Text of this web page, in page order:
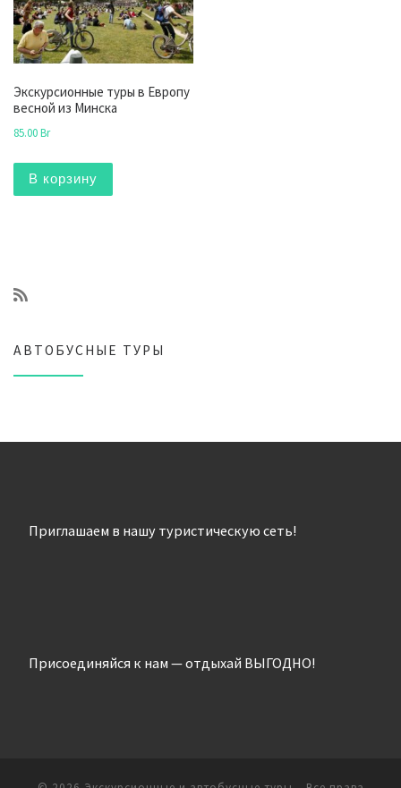
Экскурсионные туры в Европу
весной из Минска
85.00Br
В корзину
АВТОБУСНЫЕ ТУРЫ
Приглашаем в нашу туристическую сеть!
Присоединяйся к нам — отдыхай ВЫГОДНО!